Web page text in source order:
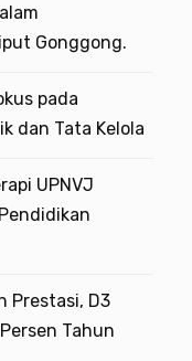
Gonggong.
pada
dan Tata Kelola
UPNVJ
Prestasi, D3
Tahun